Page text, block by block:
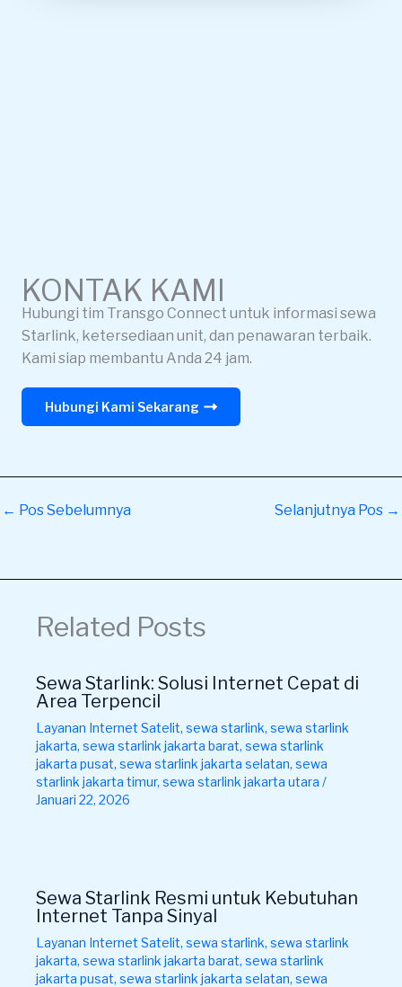
KONTAK KAMI
Hubungi tim Transgo Connect untuk informasi sewa
Starlink, ketersediaan unit, dan penawaran terbaik.
Kami siap membantu Anda 24 jam.
Hubungi Kami Sekarang
← Pos Sebelumnya Selanjutnya Pos →
Related Posts
Sewa Starlink: Solusi Internet Cepat di
Area Terpencil
Layanan Internet Satelit, sewa starlink, sewa starlink
jakarta, sewa starlink jakarta barat, sewa starlink
jakarta pusat, sewa starlink jakarta selatan, sewa
starlink jakarta timur, sewa starlink jakarta utara /
Januari 22, 2026
Sewa Starlink Resmi untuk Kebutuhan
Internet Tanpa Sinyal
Layanan Internet Satelit, sewa starlink, sewa starlink
jakarta, sewa starlink jakarta barat, sewa starlink
jakarta pusat, sewa starlink jakarta selatan, sewa